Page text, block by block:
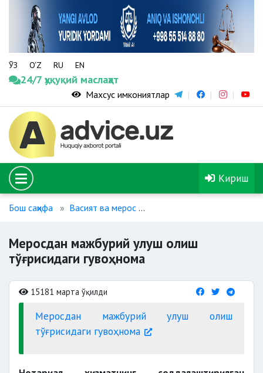
ЎЗ O‘Z RU EN
24/7 ҳуқуқий маслаҳат
Махсус имкониятлар
Кириш
Бош саҳифа Васият ва мерос
Меросдан мажбурий улуш олиш
тўғрисидаги гувоҳнома
15181 марта ўқилди
Меросдан мажбурий улуш олиш
тўғрисидаги гувоҳнома